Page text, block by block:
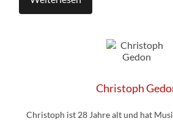
Christoph
Christoph ist 28 Jahre alt und hat